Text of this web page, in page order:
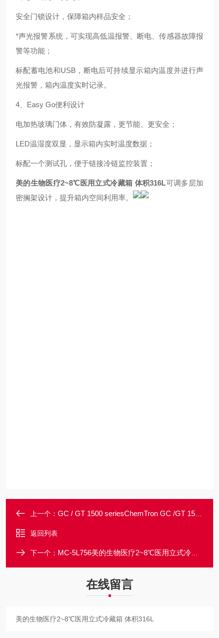
安全门锁设计，保障箱内样品安全；
*声光报警系统，可实现高低温报警、断电、传感器故障报
警等功能；
标配蓄电池和USB，断电后可持续显示箱内温度并进行声
光报警，箱内温度实时记录。
4、Easy Go便利设计
电加热玻璃门体，有效防凝露，更节能、更安全；
LED温湿度双显，显示箱内实时温度数据；
标配一个测试孔，便于链接冷链监控装置；
美的生物医疗2~8℃医用立式冷藏箱 体积316L可调多层加
密搁架设计，提升箱内空间利用率。
上一个： GC / GT 1500 seriesChemTron GC /GT 1500零级空气发生器
返回列表
下一个： MC-5L756美的生物医疗2~8℃医用立式冷藏箱 体积756L
在线留言